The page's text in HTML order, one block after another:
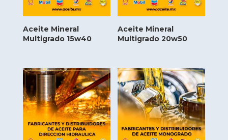
Aceite Mineral
Multigrado 15w40
Aceite Mineral
Multigrado 20w50